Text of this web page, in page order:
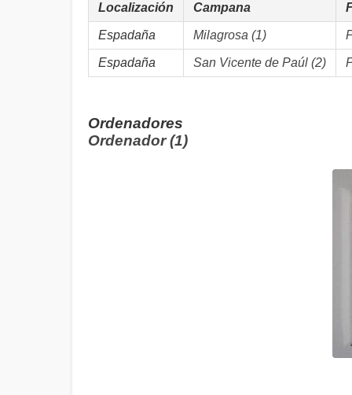
Localización Campana
Espadaña Milagrosa (1)
Espadaña San Vicente de Paúl (2)
Ordenadores
Ordenador (1)